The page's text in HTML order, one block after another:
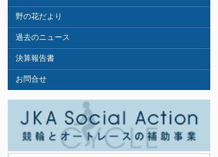
野の花だより
過去のニュース
決算報告書
お問合せ